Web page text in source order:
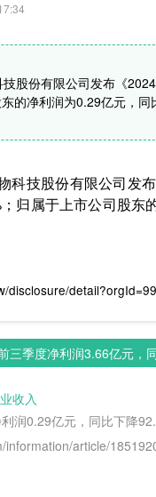
股份有限公司发布《
的净利润为0.29亿元，
科技股份有限公司发
归属于上市公司股
disclosure/
三季度净利润3.66亿元，
收入
润0.29亿元，同比下降
information/article/